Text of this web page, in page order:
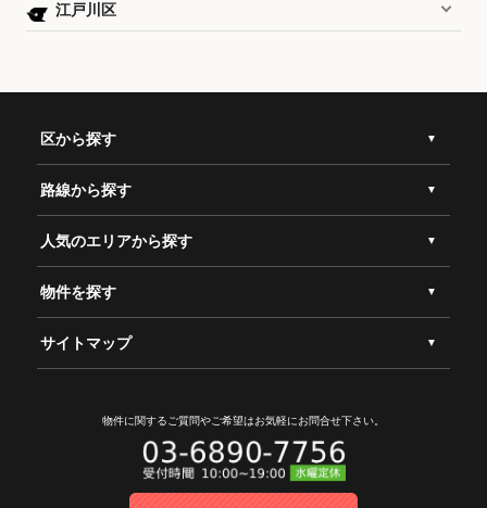
江戸川区
区から探す
路線から探す
人気のエリアから探す
物件を探す
サイトマップ
物件に関するご質問やご希望はお気軽にお問合せ下さい。